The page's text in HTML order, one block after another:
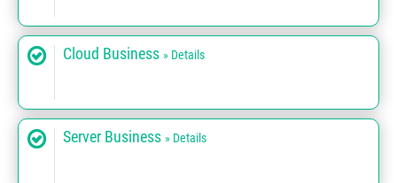
Cloud Business » Details
Server Business » Details